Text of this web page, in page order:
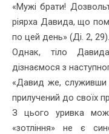
«Мужі брати!
ріярха Давида, що
по цей день» (Ді. 2, 29).
Однак, тіло
дізнаємося з
«Давид же, служивши
при­лучений до своїх
З цього уривка
«зотління» не є